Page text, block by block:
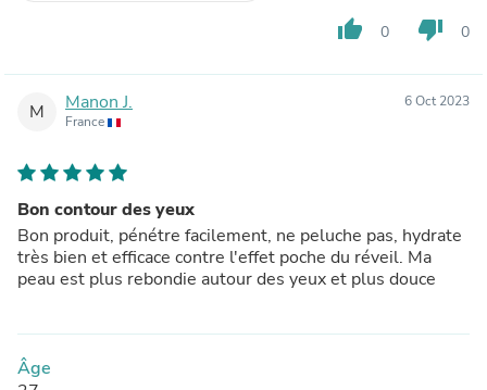
thumb_up 0 thumb_down 0
M Manon J.
France
6 Oct 2023
Bon contour des yeux
Bon produit, pénétre facilement, ne peluche pas, hydrate
très bien et efficace contre l'effet poche du réveil. Ma
peau est plus rebondie autour des yeux et plus douce
Âge